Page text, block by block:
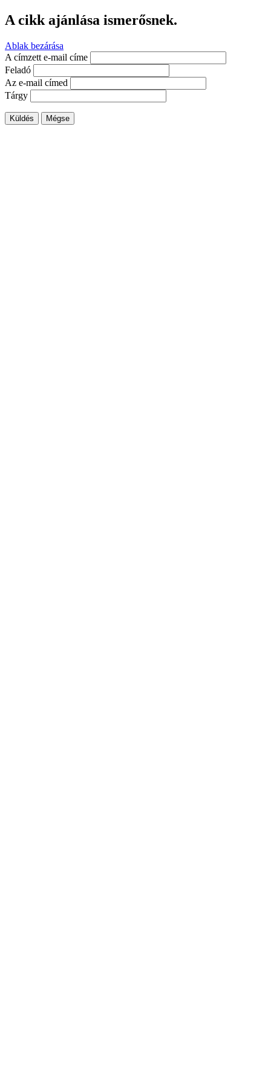
A cikk ajánlása ismerősnek.
Ablak bezárása
A címzett e-mail címe
Feladó
Az e-mail címed
Tárgy
Küldés Mégse